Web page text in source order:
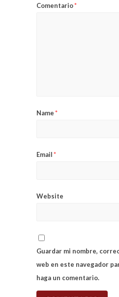
Comentario*
Name*
Email*
Website
Guardar mi nombre,
web en este navegador
haga un comentario.